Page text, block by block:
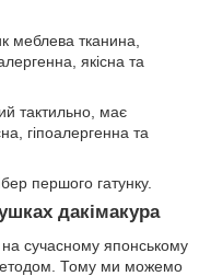
меблева тканина,
якісна та
тактильно, має
гіпоалергенна та
першого гатунку.
дакімакура
сучасному японському
Тому ми можемо